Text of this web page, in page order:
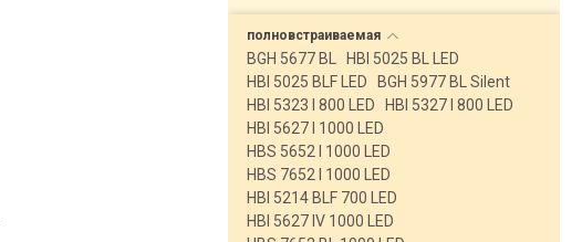
полновстраиваемая
BGH 5677 BL
HBI 5025 BL LED
HBI 5025 BLF LED
BGH 5977 BL Silent
HBI 5323 I 800 LED
HBI 5327 I 800 LED
HBI 5627 I 1000 LED
HBS 5652 I 1000 LED
HBS 7652 I 1000 LED
HBI 5214 BLF 700 LED
HBI 5627 IV 1000 LED